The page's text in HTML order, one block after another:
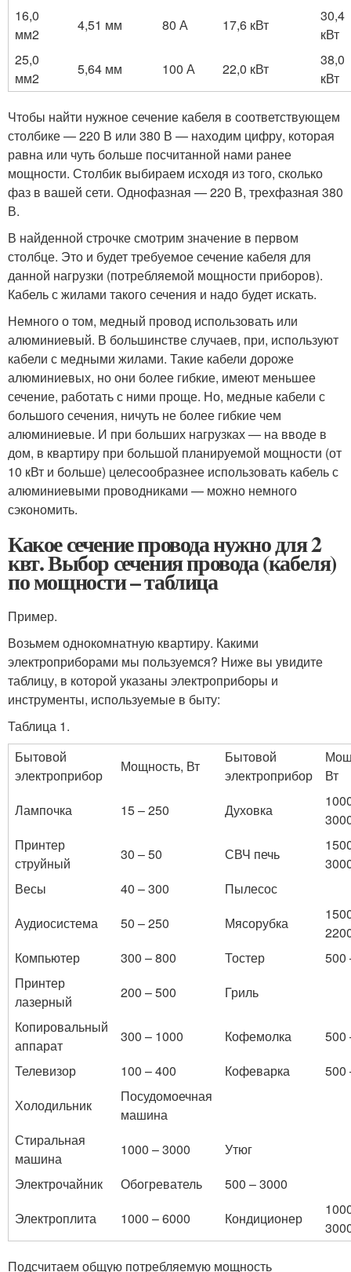
16,0
мм2
4,51 мм 80 А 17,6 кВт
30,4
кВт
25,0
мм2
5,64 мм 100 А 22,0 кВт
38,0
кВт
Чтобы найти нужное сечение кабеля в соответствующем
столбике — 220 В или 380 В — находим цифру, которая
равна или чуть больше посчитанной нами ранее
мощности. Столбик выбираем исходя из того, сколько
фаз в вашей сети. Однофазная — 220 В, трехфазная 380
В.
В найденной строчке смотрим значение в первом
столбце. Это и будет требуемое сечение кабеля для
данной нагрузки (потребляемой мощности приборов).
Кабель с жилами такого сечения и надо будет искать.
Немного о том, медный провод использовать или
алюминиевый. В большинстве случаев, при, используют
кабели с медными жилами. Такие кабели дороже
алюминиевых, но они более гибкие, имеют меньшее
сечение, работать с ними проще. Но, медные кабели с
большого сечения, ничуть не более гибкие чем
алюминиевые. И при больших нагрузках — на вводе в
дом, в квартиру при большой планируемой мощности (от
10 кВт и больше) целесообразнее использовать кабель с
алюминиевыми проводниками — можно немного
сэкономить.
Какое сечение провода нужно для 2
квт. Выбор сечения провода (кабеля)
по мощности – таблица
Пример.
Возьмем однокомнатную квартиру. Какими
электроприборами мы пользуемся? Ниже вы увидите
таблицу, в которой указаны электроприборы и
инструменты, используемые в быту:
Таблица 1.
Бытовой
электроприбор
Мощность, Вт
Бытовой
электроприбор
Вт
Лампочка
15 – 250 Духовка
Принтер
струйный
30 – 50 СВЧ печь
Весы
40 – 300
Пылесос
Аудиосистема
50 – 250 Мясорубка
Компьютер
300 – 800 Тостер
500
Принтер
лазерный
200 – 500
Гриль
Копировальный
аппарат
300 – 1000 Кофемолка
500
Телевизор
100 – 400 Кофеварка
500
Холодильник
Посудомоечная
машина
Стиральная
машина
1000 – 3000
Утюг
Электрочайник
Обогреватель
500 – 3000
Электроплита
1000 – 6000 Кондиционер
Подсчитаем общую потребляемую мощность